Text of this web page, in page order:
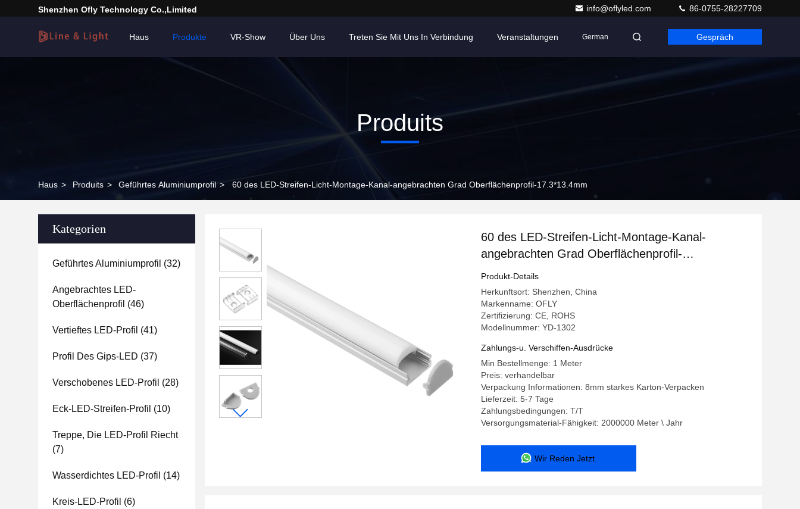
Shenzhen Ofly Technology Co.,Limited info@oflyled.com 86-0755-28227709
Haus Produkte VR-Show Über Uns Treten Sie Mit Uns In Verbindung Veranstaltungen German Gespräch
Produits
Haus > Produits > Geführtes Aluminiumprofil > 60 des LED-Streifen-Licht-Montage-Kanal-angebrachten Grad Oberflächenprofil-17.3*13.4mm
Kategorien
Geführtes Aluminiumprofil (32)
Angebrachtes LED-
Oberflächenprofil (46)
Vertieftes LED-Profil (41)
Profil Des Gips-LED (37)
Verschobenes LED-Profil (28)
Eck-LED-Streifen-Profil (10)
Treppe, Die LED-Profil Riecht
(7)
Wasserdichtes LED-Profil (14)
Kreis-LED-Profil (6)
60 des LED-Streifen-Licht-Montage-Kanal-
angebrachten Grad Oberflächenprofil-
17.3*13.4mm
Produkt-Details
Herkunftsort: Shenzhen, China
Markenname: OFLY
Zertifizierung: CE, ROHS
Modellnummer: YD-1302
Zahlungs-u. Verschiffen-Ausdrücke
Min Bestellmenge: 1 Meter
Preis: verhandelbar
Verpackung Informationen: 8mm starkes Karton-Verpacken
Lieferzeit: 5-7 Tage
Zahlungsbedingungen: T/T
Versorgungsmaterial-Fähigkeit: 2000000 Meter \ Jahr
Wir Reden Jetzt.